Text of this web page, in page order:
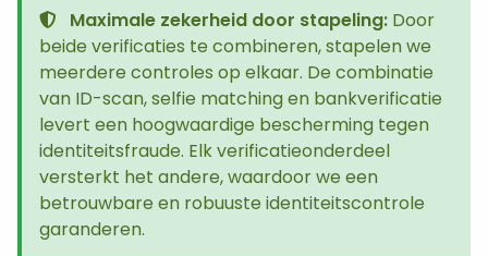
Maximale zekerheid door stapeling: Door
beide verificaties te combineren, stapelen we
meerdere controles op elkaar. De combinatie
van ID-scan, selfie matching en bankverificatie
levert een hoogwaardige bescherming tegen
identiteitsfraude. Elk verificatieonderdeel
versterkt het andere, waardoor we een
betrouwbare en robuuste identiteitscontrole
garanderen.